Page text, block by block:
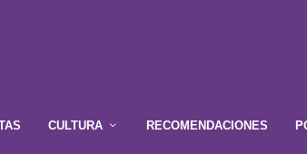
CULTURA RECOMENDACIONES